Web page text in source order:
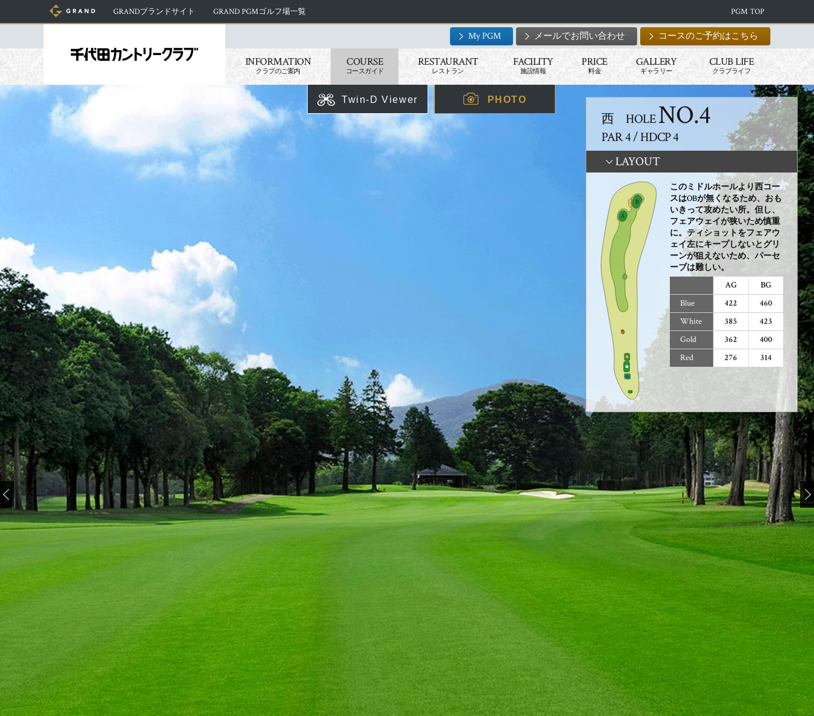
GRANDブランドサイト GRAND PGMゴルフ場一覧 PGM TOP
My PGM メールでお問い合わせ コースのご予約はこちら
INFORMATION
クラブのご案内
COURSE
コースガイド
RESTAURANT
レストラン
FACILITY
施設情報
PRICE
料金
GALLERY
ギャラリー
CLUB LIFE
クラブライフ
Twin-D Viewer PHOTO
西 HOLENO.4
PAR 4 / HDCP 4
LAYOUT
このミドルホールより西コー
スはOBが無くなるため、おも
いきって攻めたい所。但し、
フェアウェイが狭いため慎重
に。ティショットをフェアウ
ェイ左にキープしないとグリ
ーンが狙えないため、パーセ
ーブは難しい。
AG
BG
Blue
422
460
White
385
423
Gold
362
400
Red
276 314